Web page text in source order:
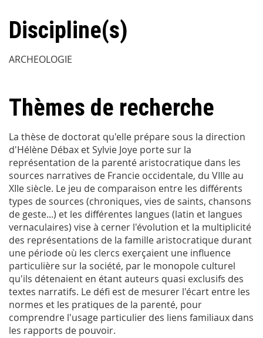
Discipline(s)
ARCHEOLOGIE
Thèmes de recherche
La thèse de doctorat qu'elle prépare sous la direction
d'Hélène Débax et Sylvie Joye porte sur la
représentation de la parenté aristocratique dans les
sources narratives de Francie occidentale, du VIIIe au
XIIe siècle. Le jeu de comparaison entre les différents
types de sources (chroniques, vies de saints, chansons
de geste...) et les différentes langues (latin et langues
vernaculaires) vise à cerner l'évolution et la multiplicité
des représentations de la famille aristocratique durant
une période où les clercs exerçaient une influence
particulière sur la société, par le monopole culturel
qu'ils détenaient en étant auteurs quasi exclusifs des
textes narratifs. Le défi est de mesurer l'écart entre les
normes et les pratiques de la parenté, pour
comprendre l'usage particulier des liens familiaux dans
les rapports de pouvoir.